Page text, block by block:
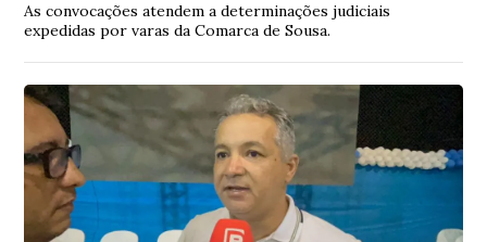
As convocações atendem a determinações judiciais
expedidas por varas da Comarca de Sousa.